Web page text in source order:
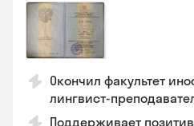
Окончил факультет
лингвист-
Поддерживает